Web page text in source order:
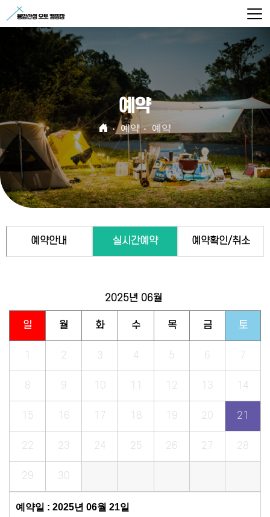
예약
예약 예약
예약안내 실시간예약 예약확인/취소
2025년 06월
일 월 화 수 목 금 토
1 2 3 4 5 6 7
8 9 10 11 12 13 14
15 16 17 18 19 20 21
22 23 24 25 26 27 28
29 30
예약일 : 2025년 06월 21일